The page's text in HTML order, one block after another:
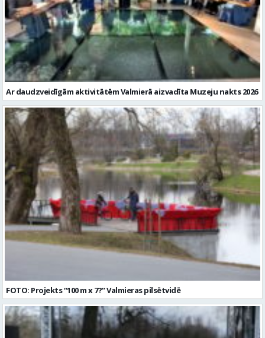
Ar daudzveidīgām aktivitātēm Valmierā aizvadīta Muzeju nakts 2026
FOTO: Projekts “100 m x 7?” Valmieras pilsētvidē